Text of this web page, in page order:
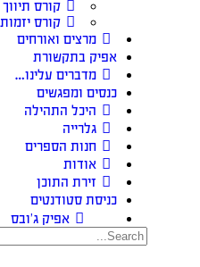
קורס תיווך
קורס
מרצים ואורחים
אפיק בתקשורת
מדברים עלינו…
כנסים ומפגשים
היכל התהילה
גלרייה
חנות הספרים
אודות
זירת התוכן
כניסת סטודנטים
אפיק ג’ובס